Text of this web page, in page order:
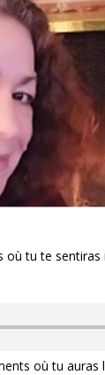
où tu te sentiras
où tu auras